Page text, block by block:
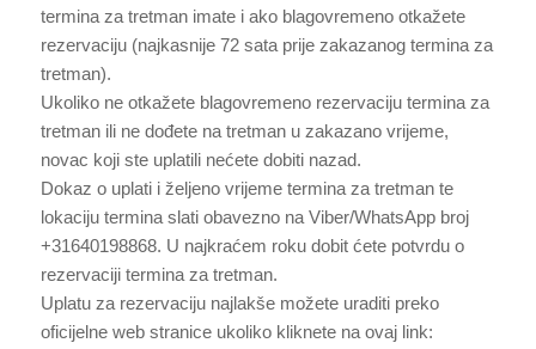
termina za tretman imate i ako blagovremeno otkažete
rezervaciju (najkasnije 72 sata prije zakazanog termina za
tretman).
Ukoliko ne otkažete blagovremeno rezervaciju termina za
tretman ili ne dođete na tretman u zakazano vrijeme,
novac koji ste uplatili nećete dobiti nazad.
Dokaz o uplati i željeno vrijeme termina za tretman te
lokaciju termina slati obavezno na Viber/WhatsApp broj
+31640198868. U najkraćem roku dobit ćete potvrdu o
rezervaciji termina za tretman.
Uplatu za rezervaciju najlakše možete uraditi preko
oficijelne web stranice ukoliko kliknete na ovaj link: